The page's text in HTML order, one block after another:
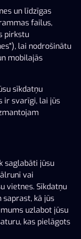
Bonus
Diamond Link™:
123 045 €
Aliens Among Us
un līdzīgas
failus,
pirkstu
lai nodrošinātu
mobilajās
sīkdatņu
ir svarīgi, lai jūs
saglabāti jūsu
vai
vietnes. Sīkdatņu
kā jūs
uzlabot jūsu
kas pielāgots